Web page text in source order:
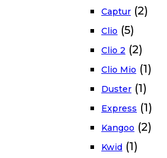
Captur (2)
Clio (5)
Clio 2 (2)
Clio Mio (1)
Duster (1)
Express (1)
Kangoo (2)
Kwid (1)